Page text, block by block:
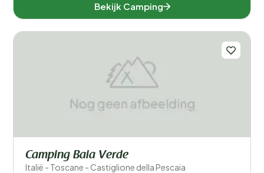
Bekijk Camping
Camping Baia Verde
Italië - Toscane - Castiglione della Pescaia